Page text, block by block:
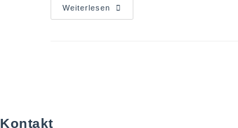
Weiterlesen
Kontakt